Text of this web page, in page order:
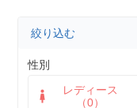
絞り込む
性別
レディース
（0）